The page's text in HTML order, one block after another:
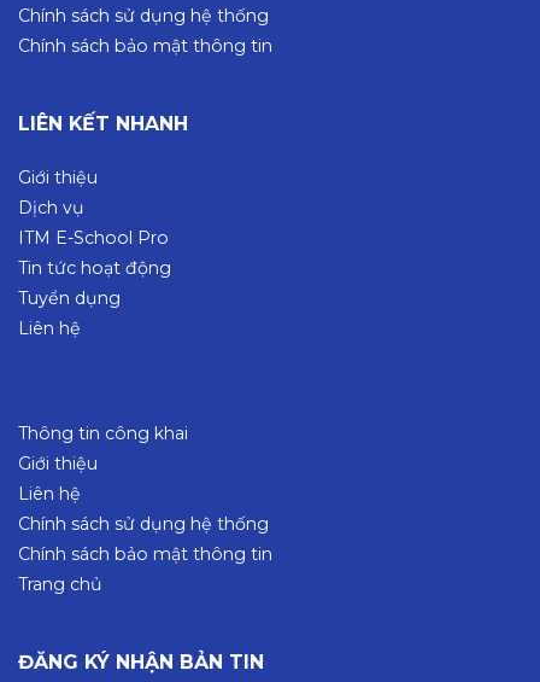
Chính sách sử dụng hệ thống
Chính sách bảo mật thông tin
LIÊN KẾT NHANH
Giới thiệu
Dịch vụ
ITM E-School Pro
Tin tức hoạt động
Tuyển dụng
Liên hệ
Thông tin công khai
Giới thiệu
Liên hệ
Chính sách sử dụng hệ thống
Chính sách bảo mật thông tin
Trang chủ
ĐĂNG KÝ NHẬN BẢN TIN